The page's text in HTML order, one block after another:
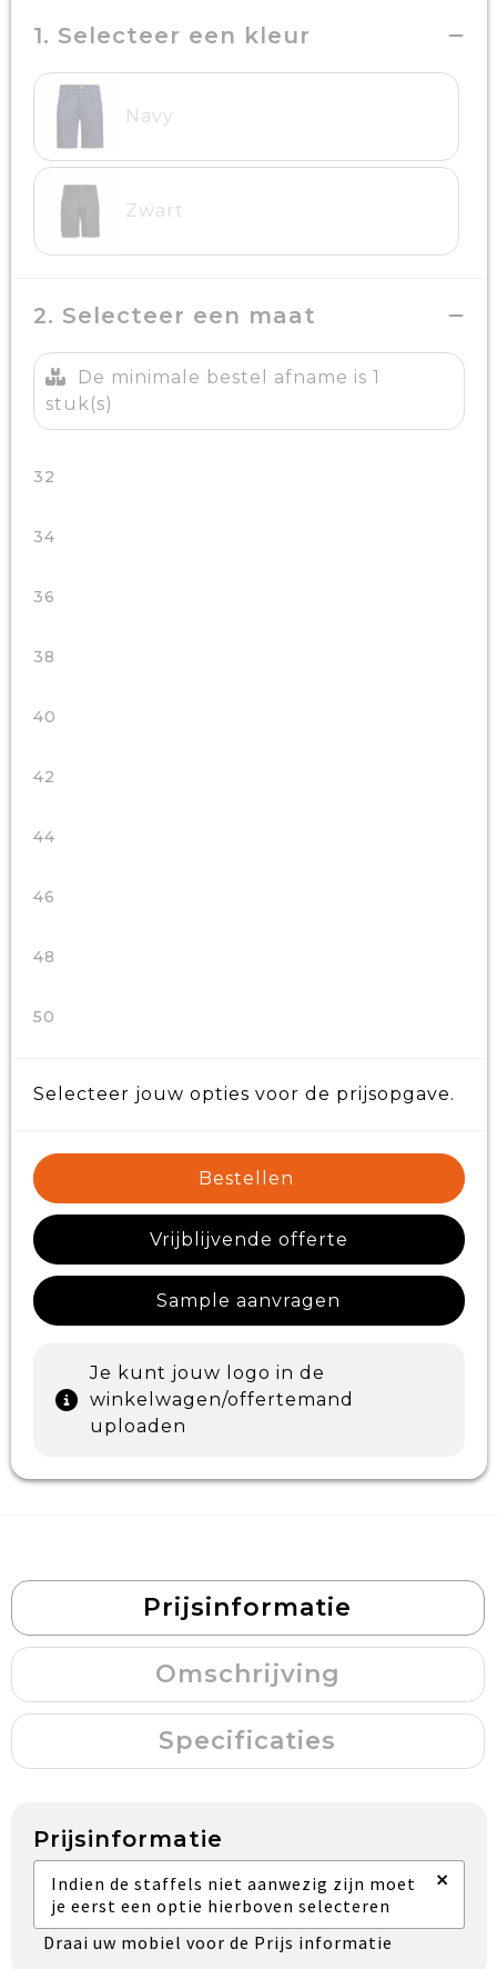
1. Selecteer een kleur
Navy
Zwart
2. Selecteer een maat
De minimale bestel afname is 1
stuk(s)
32
34
36
38
40
42
44
46
48
50
Selecteer jouw opties voor de prijsopgave.
Bestellen
Vrijblijvende offerte
Sample aanvragen
Je kunt jouw logo in de
winkelwagen/offertemand
uploaden
Prijsinformatie
Omschrijving
Specificaties
Prijsinformatie
Indien de staffels niet aanwezig zijn moet
je eerst een optie hierboven selecteren
×
Draai uw mobiel voor de Prijs informatie